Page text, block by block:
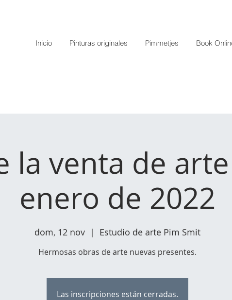
Inicio Pinturas originales Pimmetjes Book
la venta de
enero de 2022
dom, 12 nov
  |
Estudio de arte Pim Smit
Hermosas obras de arte nuevas presentes.
Las inscripciones están cerradas.